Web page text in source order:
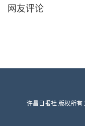
网友评论
许昌日报社 版权所有